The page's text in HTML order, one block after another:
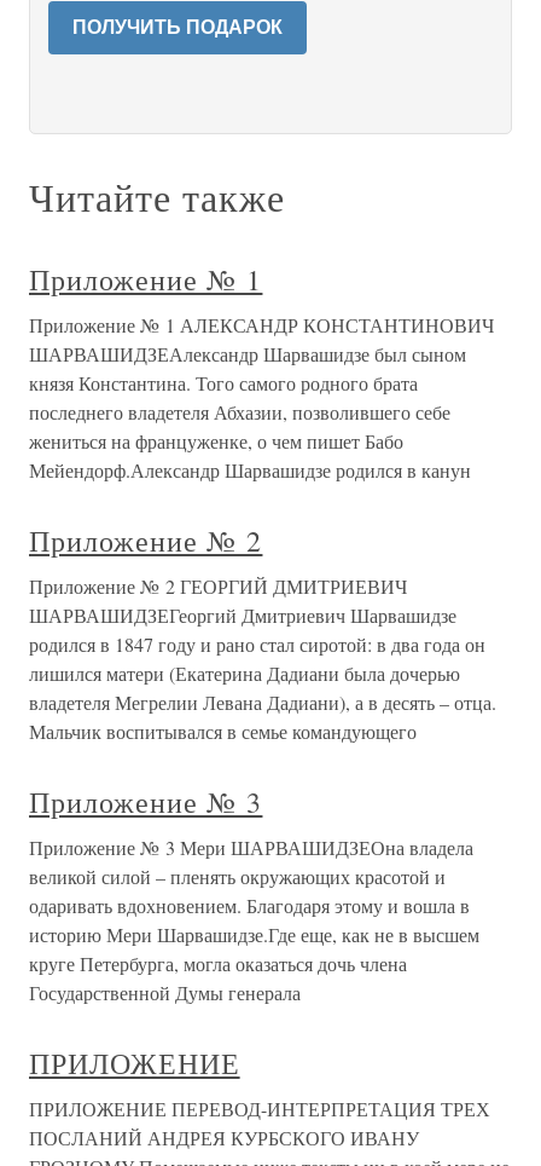
ПОЛУЧИТЬ ПОДАРОК
Читайте также
Приложение № 1
Приложение № 1 АЛЕКСАНДР КОНСТАНТИНОВИЧ
ШАРВАШИДЗЕАлександр Шарвашидзе был сыном
князя Константина. Того самого родного брата
последнего владетеля Абхазии, позволившего себе
жениться на француженке, о чем пишет Бабо
Мейендорф.Александр Шарвашидзе родился в канун
Приложение № 2
Приложение № 2 ГЕОРГИЙ ДМИТРИЕВИЧ
ШАРВАШИДЗЕГеоргий Дмитриевич Шарвашидзе
родился в 1847 году и рано стал сиротой: в два года он
лишился матери (Екатерина Дадиани была дочерью
владетеля Мегрелии Левана Дадиани), а в десять – отца.
Мальчик воспитывался в семье командующего
Приложение № 3
Приложение № 3 Мери ШАРВАШИДЗЕОна владела
великой силой – пленять окружающих красотой и
одаривать вдохновением. Благодаря этому и вошла в
историю Мери Шарвашидзе.Где еще, как не в высшем
круге Петербурга, могла оказаться дочь члена
Государственной Думы генерала
ПРИЛОЖЕНИЕ
ПРИЛОЖЕНИЕ ПЕРЕВОД-ИНТЕРПРЕТАЦИЯ ТРЕХ
ПОСЛАНИЙ АНДРЕЯ КУРБСКОГО ИВАНУ